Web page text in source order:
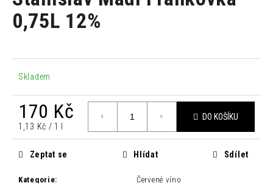
0,0
z0,75L 12%
Skladem
170 Kč
Měrná
cena:
1,13 Kč / 1 l
DO KOŠÍKU
Kategorie:
Červené víno
Zeptat se Hlídat Sdílet
a
j
t
?
HLEDAT